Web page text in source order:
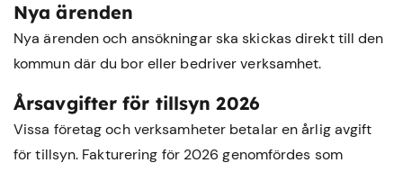
Nya ärenden
Nya ärenden och ansökningar ska skickas direkt till den
kommun där du bor eller bedriver verksamhet.
Årsavgifter för tillsyn 2026
Vissa företag och verksamheter betalar en årlig avgift
för tillsyn. Fakturering för 2026 genomfördes som